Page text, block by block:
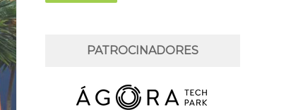
PATROCINADORES